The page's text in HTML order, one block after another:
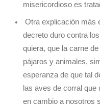
misericordioso es
Otra explicación más
decreto duro contra
quiera, que la carne
pájaros y animales,
esperanza de que tal
las aves de corral que
en cambio a nosotros